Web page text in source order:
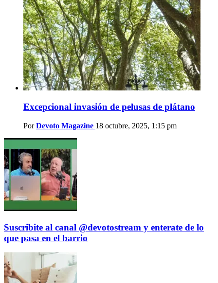
Excepcional invasión de pelusas de plátano
Por Devoto Magazine 18 octubre, 2025, 1:15 pm
Suscribite al canal @devotostream y enterate de lo
que pasa en el barrio